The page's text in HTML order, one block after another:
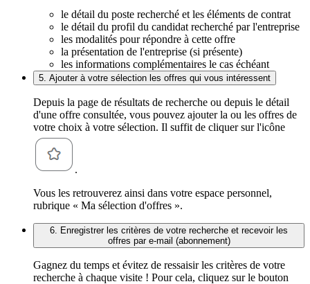
le détail du poste recherché et les éléments de contrat
le détail du profil du candidat recherché par l'entreprise
les modalités pour répondre à cette offre
la présentation de l'entreprise (si présente)
les informations complémentaires le cas échéant
5. Ajouter à votre sélection les offres qui vous intéressent
Depuis la page de résultats de recherche ou depuis le détail
d'une offre consultée, vous pouvez ajouter la ou les offres de
votre choix à votre sélection. Il suffit de cliquer sur l'icône
.
Vous les retrouverez ainsi dans votre espace personnel,
rubrique « Ma sélection d'offres ».
6. Enregistrer les critères de votre recherche et recevoir les
offres par e-mail (abonnement)
Gagnez du temps et évitez de ressaisir les critères de votre
recherche à chaque visite ! Pour cela, cliquez sur le bouton